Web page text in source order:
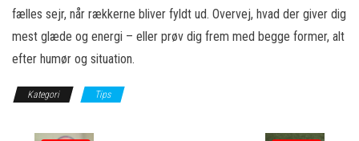
fælles sejr, når rækkerne bliver fyldt ud. Overvej, hvad der giver dig
mest glæde og energi – eller prøv dig frem med begge former, alt
efter humør og situation.
Kategori Tips